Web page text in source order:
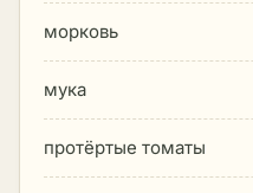
морковь
мука
протёртые томаты